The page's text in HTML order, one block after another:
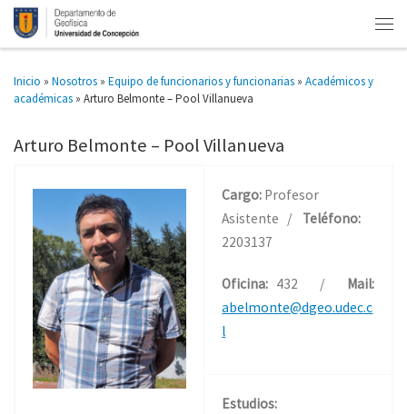
Inicio » Nosotros » Equipo de funcionarios y funcionarias » Académicos y
académicas » Arturo Belmonte – Pool Villanueva
Arturo Belmonte – Pool Villanueva
Cargo: Profesor
Asistente / Teléfono:
2203137
Oficina: 432 / Mail:
abelmonte@dgeo.udec.c
l
Estudios: